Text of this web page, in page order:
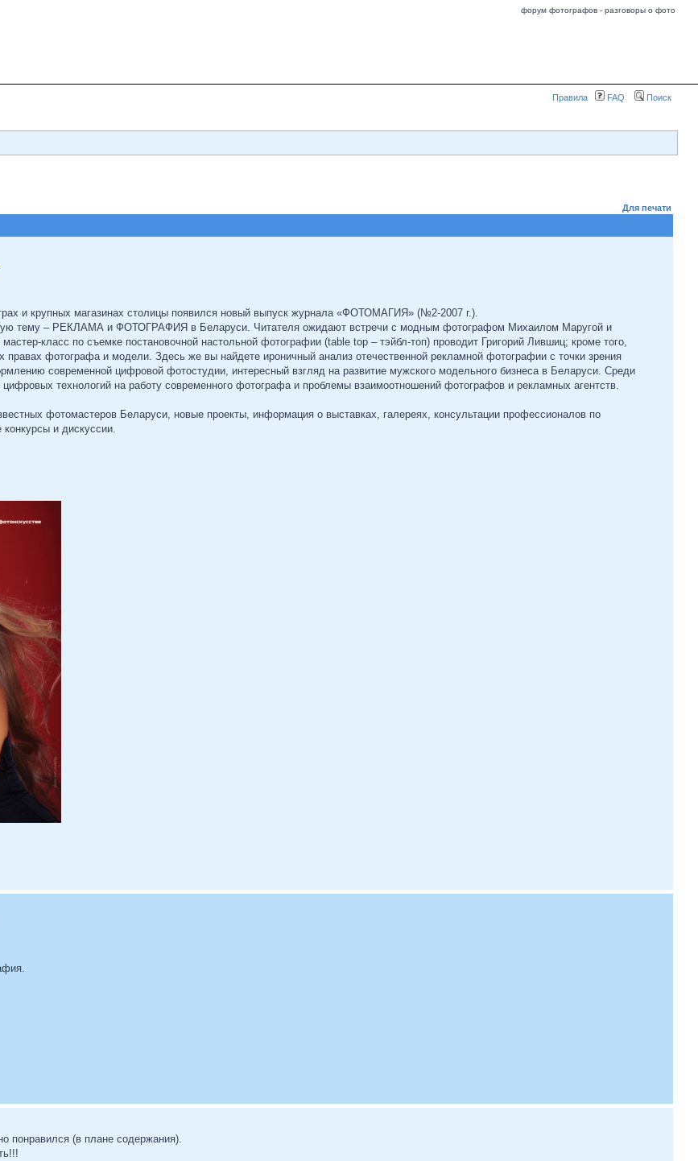
форум фотографов - разговоры о фото
Правила FAQ Поиск
Для печати
и крупных магазинах столицы появился новый выпуск журнала «ФОТОМАГИЯ» (№2-2007 г.).
тему – РЕКЛАМА и ФОТОГРАФИЯ в Беларуси. Читателя ожидают встречи с модным фотографом Михаилом Маругой и
класс по съемке постановочной настольной фотографии (table top – тэйбл-топ) проводит Григорий Лившиц; кроме того,
правах фотографа и модели. Здесь же вы найдете ироничный анализ отечественной рекламной фотографии с точки зрения
современной цифровой фотостудии, интересный взгляд на развитие мужского модельного бизнеса в Беларуси. Среди
технологий на работу современного фотографа и проблемы взаимоотношений фотографов и рекламных агентств.
фотомастеров Беларуси, новые проекты, информация о выставках, галереях, консультации профессионалов по
и дискуссии.
понравился (в плане содержания).